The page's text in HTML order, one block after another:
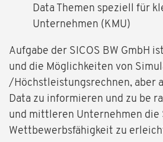
Data Themen speziell für
Unternehmen (KMU)
Aufgabe der SICOS BW GmbH
und die Möglichkeiten von
/Höchstleistungsrechnen, aber
Data zu informieren und zu be
und mittleren Unternehmen die
Wettbewerbsfähigkeit zu